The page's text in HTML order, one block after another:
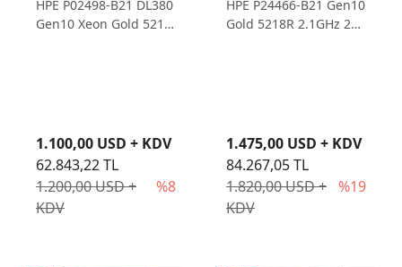
HPE P02498-B21 DL380
Gen10 Xeon Gold 5218
1.200,00 USD +
KDV
%8
1.100,00 USD + KDV
62.843,22 TL
HPE P24466-B21 Gen10
Gold 5218R 2.1GHz 20-
1.820,00 USD +
KDV
%19
1.475,00 USD + KDV
84.267,05 TL